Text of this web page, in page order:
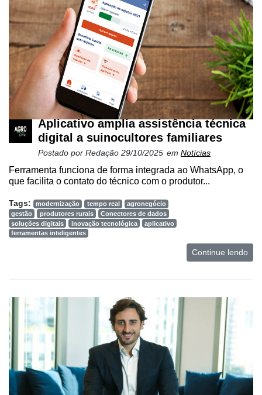
Aplicativo amplia assistência técnica
digital a suinocultores familiares
Postado por Redação 29/10/2025 em Notícias
Ferramenta funciona de forma integrada ao WhatsApp, o
que facilita o contato do técnico com o produtor...
Tags: modernização tempo real
agronegócio
gestão
produtores rurais
Conectores de dados
soluções digitais
inovação tecnológica
aplicativo
ferramentas inteligentes
Continue lendo